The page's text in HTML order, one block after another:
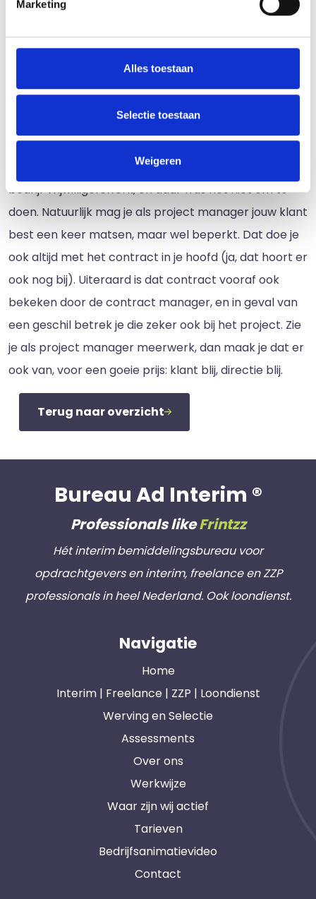
Marketing
Alles toestaan
Selectie toestaan
Weigeren
een twee-eenheid vormen.
Commercieel en contractueel
De klant is koning uiteraard, maar dat wil niet zeggen
dat de project manager daar geen munt uit mag
slaan. Een beetje meerwerk hier, een hand- en
spandienst daar: voor je het weet, verricht je als
bedrijf vrijwilligerswerk, en daar was het niet om te
doen. Natuurlijk mag je als project manager jouw klant
best een keer matsen, maar wel beperkt. Dat doe je
ook altijd met het contract in je hoofd (ja, dat hoort er
ook nog bij). Uiteraard is dat contract vooraf ook
bekeken door de contract manager, en in geval van
een geschil betrek je die zeker ook bij het project. Zie
je als project manager meerwerk, dan maak je dat er
ook van, voor een goeie prijs: klant blij, directie blij.
Terug naar overzicht
Bureau Ad Interim ®
Professionals likeFrintzz
Hét interim bemiddelingsbureau voor
opdrachtgevers en interim, freelance en ZZP
professionals in heel Nederland. Ook loondienst.
Navigatie
Home
Interim | Freelance | ZZP | Loondienst
Werving en Selectie
Assessments
Over ons
Werkwijze
Waar zijn wij actief
Tarieven
Bedrijfsanimatievideo
Contact